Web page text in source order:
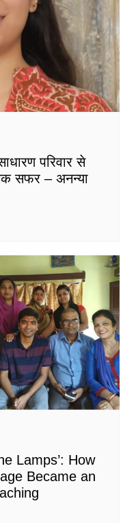
परिवार से
सफर – अनन्या
Lamps’: How
Became an